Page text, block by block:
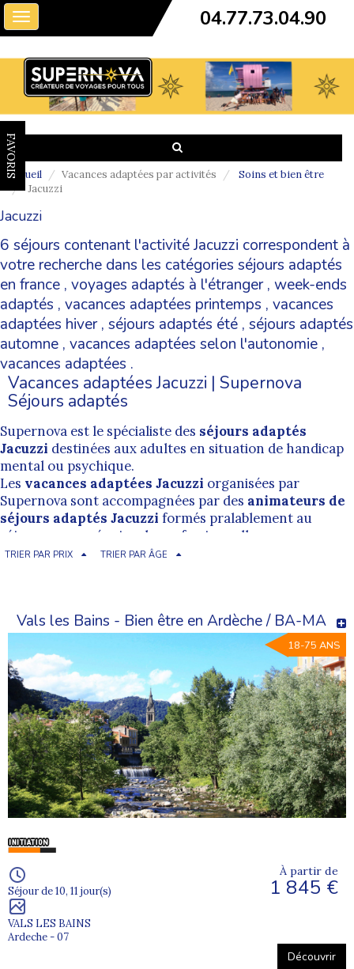
Toggle
navigation
04.77.73.04.90
FAVORIS
Accueil Vacances adaptées par activités
Soins et bien être
Jacuzzi
Jacuzzi
6 séjours contenant l'activité Jacuzzi correspondent à
votre recherche dans les catégories séjours adaptés
en france , voyages adaptés à l'étranger, week-ends
adaptés , vacances adaptées printemps , vacances
adaptées hiver, séjours adaptés été , séjours adaptés
automne , vacances adaptées selon l'autonomie ,
vacances adaptées .
Vacances adaptées Jacuzzi | Supernova
Séjours adaptés
Supernova est le spécialiste des séjours adaptés
Jacuzzi destinées aux adultes en situation de handicap
mental ou psychique.
Les vacances adaptées Jacuzzi organisées par
Supernova sont accompagnées par des animateurs de
séjours adaptés Jacuzzi formés pralablement au
séjour par une équipe de professionnelle.
L'encadrement proposé par nos
Cherchez un séjour adapté Jacuzzi
TRIER PAR PRIX TRIER PAR ÂGE
Vals les Bains - Bien être en Ardèche / BA-MA
18-75 ANS
Séjour de 10, 11 jour(s)
VALS LES BAINS
Ardeche - 07
À partir de
1 845 €
Découvrir